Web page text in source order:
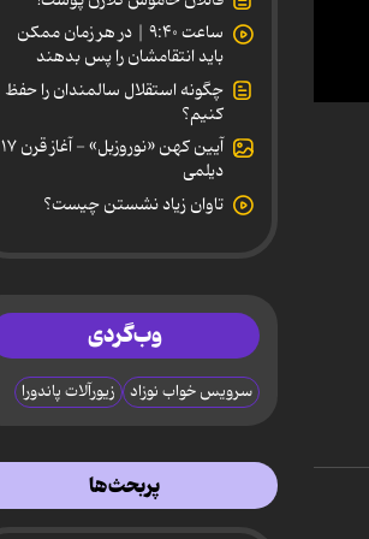
0
ساعت ۹:۴۰ | در هر زمان ممکن
باید انتقامشان را پس بدهند
چگونه استقلال سالمندان را حفظ
کنیم؟
آیین کهن «نوروزبل» - آغاز قرن ۱۷
دیلمی
تاوان زیاد نشستن چیست؟
وب‌گردی
سرویس خواب نوزاد زیورآلات پاندورا
پربحث‌ها